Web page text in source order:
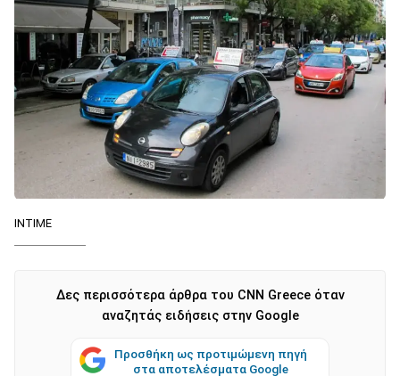
INTIME
Δες περισσότερα άρθρα του CNN Greece όταν
αναζητάς ειδήσεις στην Google
Προσθήκη ως προτιμώμενη πηγή
στα αποτελέσματα Google